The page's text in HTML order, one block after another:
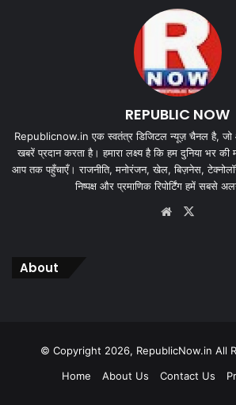
REPUBLIC NOW
Republicnow.in एक स्वतंत्र डिजिटल न्यूज़ चैनल है,
खबरें प्रदान करता है। हमारा लक्ष्य है कि हम दुनिया भर
आप तक पहुँचाएँ। राजनीति, मनोरंजन, खेल, बिज़नेस,
निष्पक्ष और प्रमाणिक रिपोर्टिंग हमें सबसे
Website
About
© Copyright 2026, RepublicNow.in All
Home
About Us Contact Us